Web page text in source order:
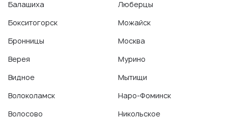
Балашиха
Бокситогорск
Бронницы
Верея
Видное
Волоколамск
Волосово
Люберцы
Можайск
Москва
Мурино
Мытищи
Наро-Фоминск
Никольское